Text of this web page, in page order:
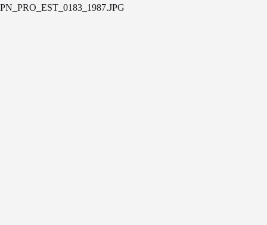
PN_PRO_EST_0183_1987.JPG